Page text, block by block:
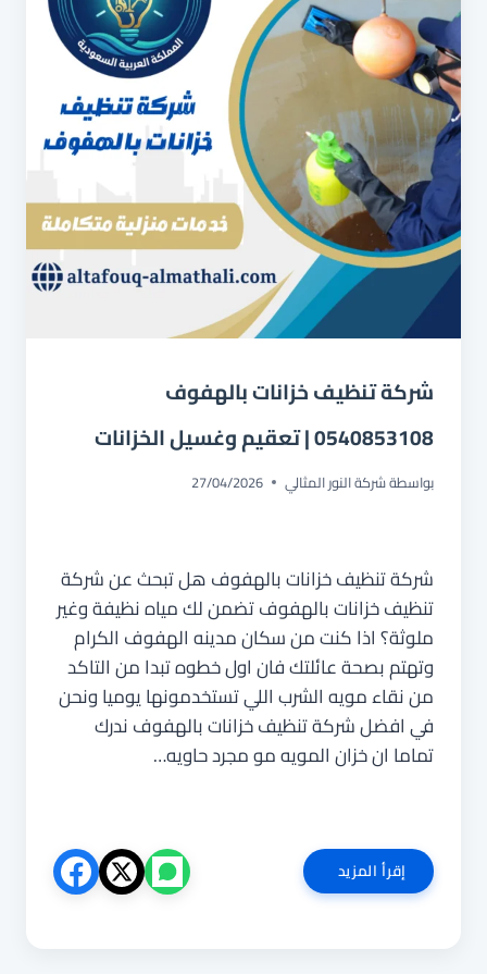
شركة تنظيف خزانات بالهفوف
0540853108 | تعقيم وغسيل الخزانات
بواسطةشركة النور المثالي 27/04/2026
شركة تنظيف خزانات بالهفوف هل تبحث عن شركة
تنظيف خزانات بالهفوف تضمن لك مياه نظيفة وغير
ملوثة؟ اذا كنت من سكان مدينه الهفوف الكرام
وتهتم بصحة عائلتك فان اول خطوه تبدا من التاكد
من نقاء مويه الشرب اللي تستخدمونها يوميا ونحن
في افضل شركة تنظيف خزانات بالهفوف ندرك
تماما ان خزان المويه مو مجرد حاويه…
إقرأ المزيدشركة
تنظيف